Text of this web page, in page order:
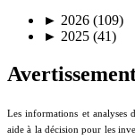
► 2026 (109)
► 2025 (41)
Les informations et analyses
aide à la décision pour les